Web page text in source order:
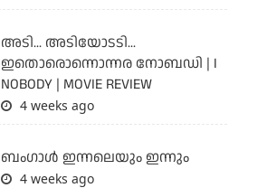
അടി... അടിയോടടി...
ഇതൊരൊന്നൊന്നര നോബഡി | I
NOBODY | MOVIE REVIEW
4 weeks ago
ബംഗാള്‍ ഇന്നലെയും ഇന്നും
4 weeks ago